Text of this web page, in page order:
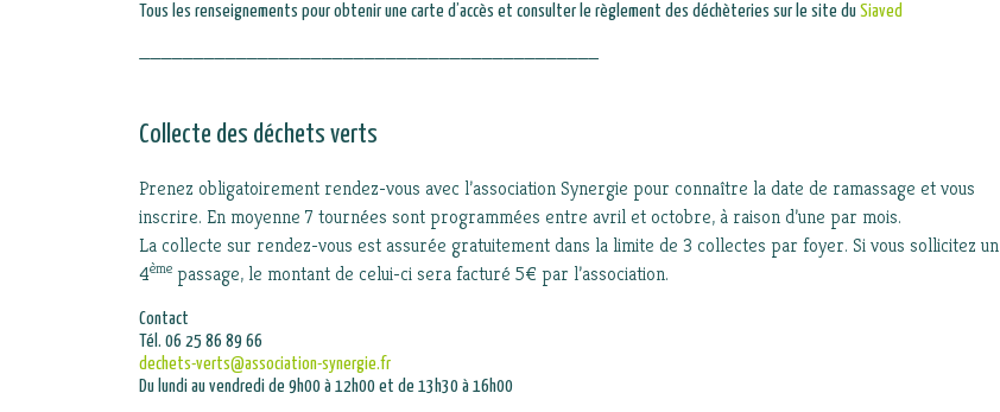
Tous les renseignements pour obtenir une carte d’accès et consulter le règlement des déchèteries sur le site du Siaved
Collecte des déchets verts
Prenez obligatoirement rendez-vous avec l’association Synergie pour connaître la date de ramassage et vous
inscrire. En moyenne 7 tournées sont programmées entre avril et octobre, à raison d’une par mois.
La collecte sur rendez-vous est assurée gratuitement dans la limite de 3 collectes par foyer. Si vous sollicitez un
4ème passage, le montant de celui-ci sera facturé 5€ par l’association.
Contact
Tél. 06 25 86 89 66
dechets-verts@association-synergie.fr
Du lundi au vendredi de 9h00 à 12h00 et de 13h30 à 16h00